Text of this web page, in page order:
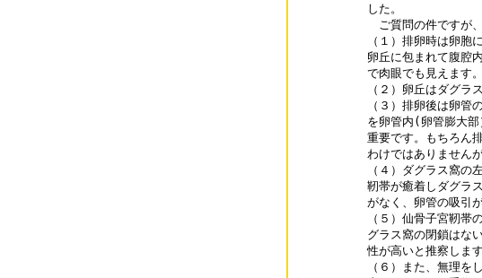
した。
ご質問の件ですが
（１）排卵時は卵
卵丘に包まれて腹腔
で肉眼でも見えます。
（２）卵丘はダグラ
（３）排卵後は卵管
を卵管内(卵管膨大
重要です。もちろん
わけではありませんが
（４）ダグラス窩の
靭帯が癒着しダグラ
がなく、卵管の吸引
（５）仙骨子宮靭帯
グラス窩の閉鎖はな
性が高いと推察します
（６）また、無理を